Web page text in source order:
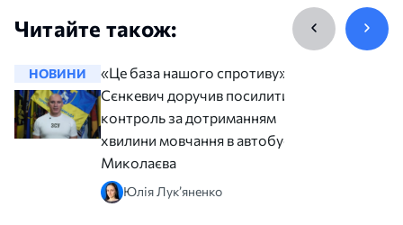
Читайте також:
НОВИНИ
«Це база нашого спротиву».
Сєнкевич доручив посилити
контроль за дотриманням
хвилини мовчання в автобусах
Миколаєва
Юлія Лук’яненко